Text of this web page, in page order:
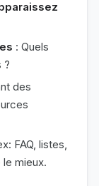
: Quels
?
des
FAQ, listes,
mieux.